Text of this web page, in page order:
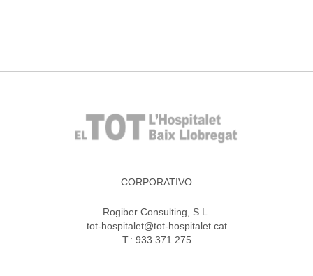
CORPORATIVO
Rogiber Consulting, S.L.
tot-hospitalet@tot-hospitalet.cat
T.: 933 371 275